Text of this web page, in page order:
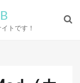
トです！